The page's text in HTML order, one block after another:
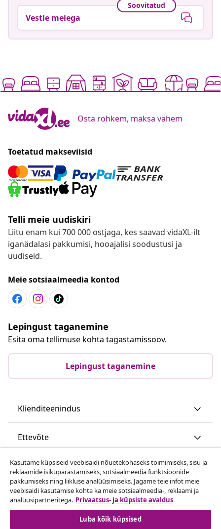
Soovitatud
Vestle meiega
Osta rohkem, maksa vähem
Toetatud makseviisid
Telli meie uudiskiri
Liitu enam kui 700 000 ostjaga, kes saavad vidaXL-ilt
iganädalasi pakkumisi, hooajalisi soodustusi ja
uudiseid.
Meie sotsiaalmeedia kontod
Lepingust taganemine
Esita oma tellimuse kohta tagastamissoov.
Lepingust taganemine
Klienditeenindus
Ettevõte
vidaXL
Vaata rohkem
Kasutame küpsiseid veebisaidi nõuetekohaseks toimimiseks, sisu ja
reklaamide isikupärastamiseks, sotsiaalmeedia funktsioonide
pakkumiseks ning liikluse analüüsimiseks. Jagame teie infot meie
veebisaidi kasutamise kohta ka meie sotsiaalmeedia-, reklaami ja
analüüsipartneritega. Privaatsus- ja küpsiste avaldus
Luba kõik küpsised